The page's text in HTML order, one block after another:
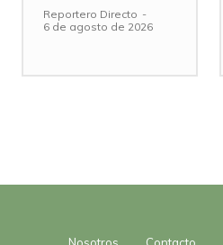
Reportero Directo -
6 de agosto de 2026